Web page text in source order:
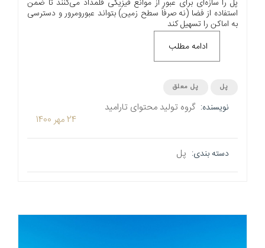
پل را سازه‌ای برای عبور از موانع فیزیکی قلمداد می‌کنند تا ضمن
استفاده از فضا (نه صرفاً سطح زمین) بتواند عبورومرور و دسترسی
به اماکن را تسهیل کند
ادامه مطلب
پل پل معلق
نویسنده: گروه تولید محتوای تارامید
24 مهر 1400
دسته بندی: پل